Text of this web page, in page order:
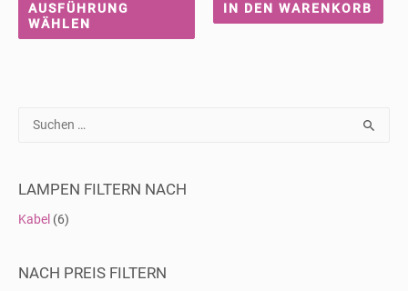
AUSFÜHRUNG
WÄHLEN
IN DEN WARENKORB
n
a
LAMPEN FILTERN NACH
Kabel (6)
NACH PREIS FILTERN